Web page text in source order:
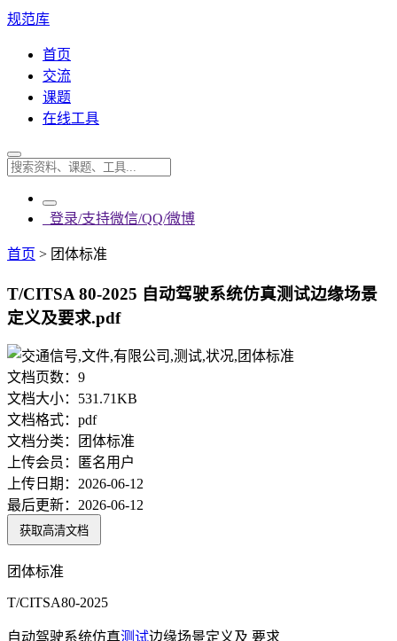
规范库
首页
交流
课题
在线工具
登录/支持微信/QQ/微博
首页 > 团体标准
T/CITSA 80-2025 自动驾驶系统仿真测试边缘场景
定义及要求.pdf
文档页数： 9
文档大小： 531.71KB
文档格式： pdf
文档分类：
团体标准
上传会员：
匿名用户
上传日期： 2026-06-12
最后更新： 2026-06-12
获取高清文档
团体标准
T/CITSA80-2025
自动驾驶系统仿真测试边缘场景定义及 要求